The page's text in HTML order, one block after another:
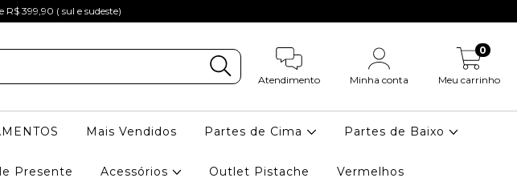
399,90 ( sul e sudeste)
Atendimento Minha conta Meu carrinho
0
Mais Vendidos Partes de Cima Partes de Baixo
Presente Acessórios Outlet Pistache Vermelhos